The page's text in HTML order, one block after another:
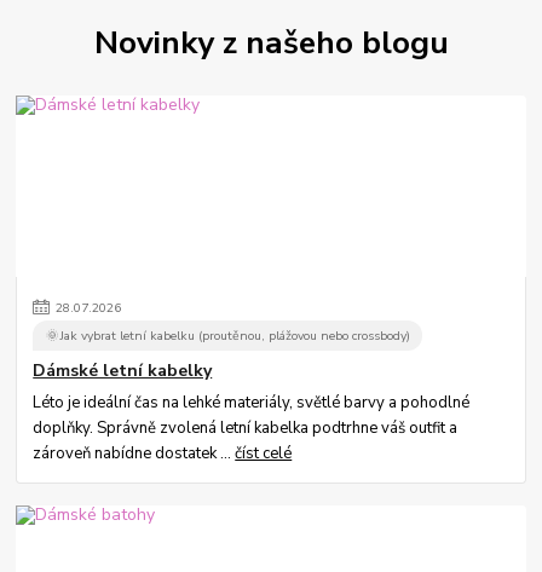
Novinky z našeho blogu
28.07.2026
🌞Jak vybrat letní kabelku (proutěnou, plážovou nebo crossbody)
Dámské letní kabelky
Léto je ideální čas na lehké materiály, světlé barvy a pohodlné
doplňky. Správně zvolená letní kabelka podtrhne váš outfit a
zároveň nabídne dostatek ...číst celé